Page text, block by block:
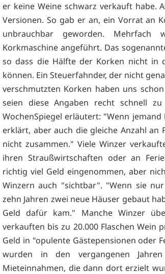
er keine Weine schwarz verkauft habe.
Versionen. So gab er an, ein Vorrat an
unbrauchbar geworden.
Korkmaschine angeführt. Das
so dass die Hälfte der Korken nicht in
können. Ein Steuerfahnder, der nicht
verschmutzten Korken haben uns
seien diese Angaben recht schnell
WochenSpiegel erläutert: "Wenn
erklärt, aber auch die gleiche Anzahl an
nicht zusammen." Viele Winzer
ihren Straußwirtschaften oder an
richtig viel Geld eingenommen, aber
Winzern auch "sichtbar". "Wenn sie
zehn Jahren zwei neue Häuser gebaut
Geld dafür kam." Manche Winzer
verkauften bis zu 20.000 Flaschen Wein
Geld in "opulente Gästepensionen oder
wurden in den vergangenen
Mieteinnahmen, die dann dort erzielt